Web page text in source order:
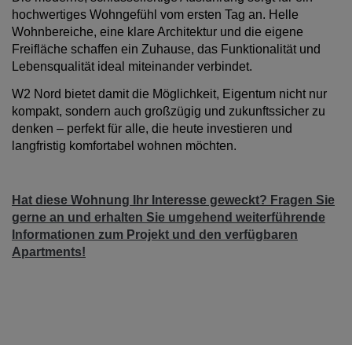
hochwertiges Wohngefühl vom ersten Tag an. Helle
Wohnbereiche, eine klare Architektur und die eigene
Freifläche schaffen ein Zuhause, das Funktionalität und
Lebensqualität ideal miteinander verbindet.
W2 Nord bietet damit die Möglichkeit, Eigentum nicht nur
kompakt, sondern auch großzügig und zukunftssicher zu
denken – perfekt für alle, die heute investieren und
langfristig komfortabel wohnen möchten.
Hat diese Wohnung Ihr Interesse geweckt? Fragen Sie
gerne an und erhalten Sie umgehend weiterführende
Informationen zum Projekt und den verfügbaren
Apartments!